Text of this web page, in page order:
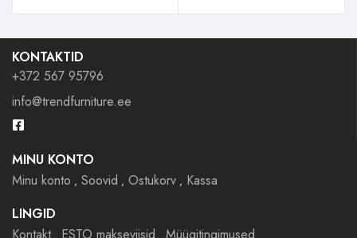
KONTAKTID
+372 567 95796
info@trendfurniture.ee
MINU KONTO
Minu konto
Soovid Ostukorv
Kassa
LINGID
Kontakt
ESTO makseviisid Müügitingimused